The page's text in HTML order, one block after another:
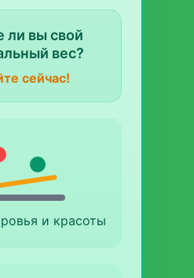
ли вы свой
вес?
сейчас!
и красоты